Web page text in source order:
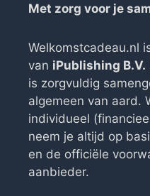
Met zorg voor je
Welkomstcadeau.nl
van iPublishing B.V.
is zorgvuldig
algemeen van aard.
individueel
neem je altijd op
en de officiële
aanbieder.